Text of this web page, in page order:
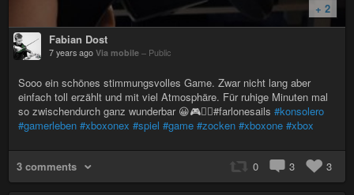
+ 2
Fabian Dost
7 years ago Via mobile – Public
Sooo ein schönes stimmungsvolles Game. Zwar nicht lang aber
einfach toll erzählt und mit viel Atmosphäre. Für ruhige Minuten mal
so zwischendurch ganz wunderbar 😀🎮👍🏻#farlonesails #konsolero
#gamerleben #xboxonex #spiel #game #zocken #xboxone #xbox
3 comments 0 3 3